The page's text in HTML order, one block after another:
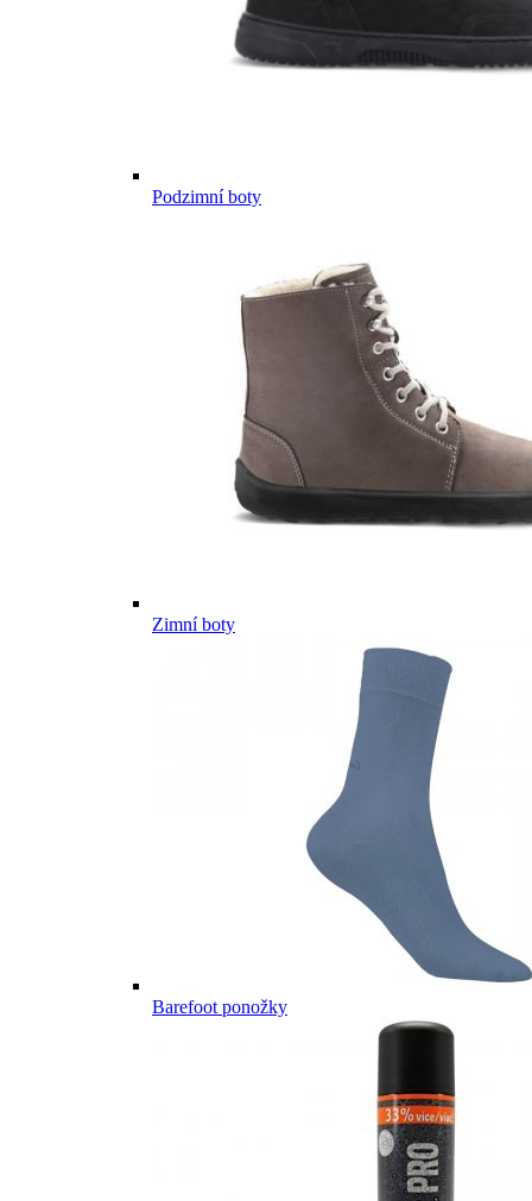
Podzimní boty
Zimní boty
Barefoot ponožky